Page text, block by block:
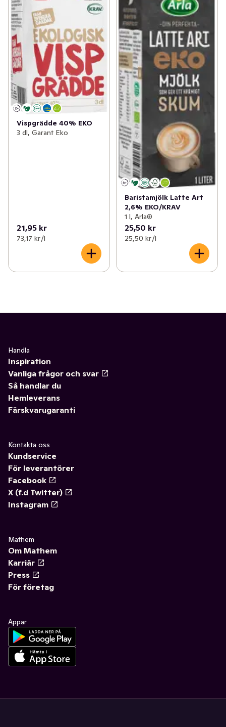
Vispgrädde 40% EKO
3 dl, Garant Eko
21,95 kr
73,17 kr /l
Baristamjölk Latte Art
2,6% EKO/KRAV
1 l, Arla®
25,50 kr
25,50 kr /l
Handla
Inspiration
Vanliga frågor och svar
Så handlar du
Hemleverans
Färskvarugaranti
Kontakta oss
Kundservice
För leverantörer
Facebook
X (f.d Twitter)
Instagram
Mathem
Om Mathem
Karriär
Press
För företag
Appar